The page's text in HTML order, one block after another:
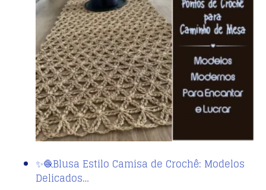
✨🧶Blusa Estilo Camisa de Crochê: Modelos
Delicados…